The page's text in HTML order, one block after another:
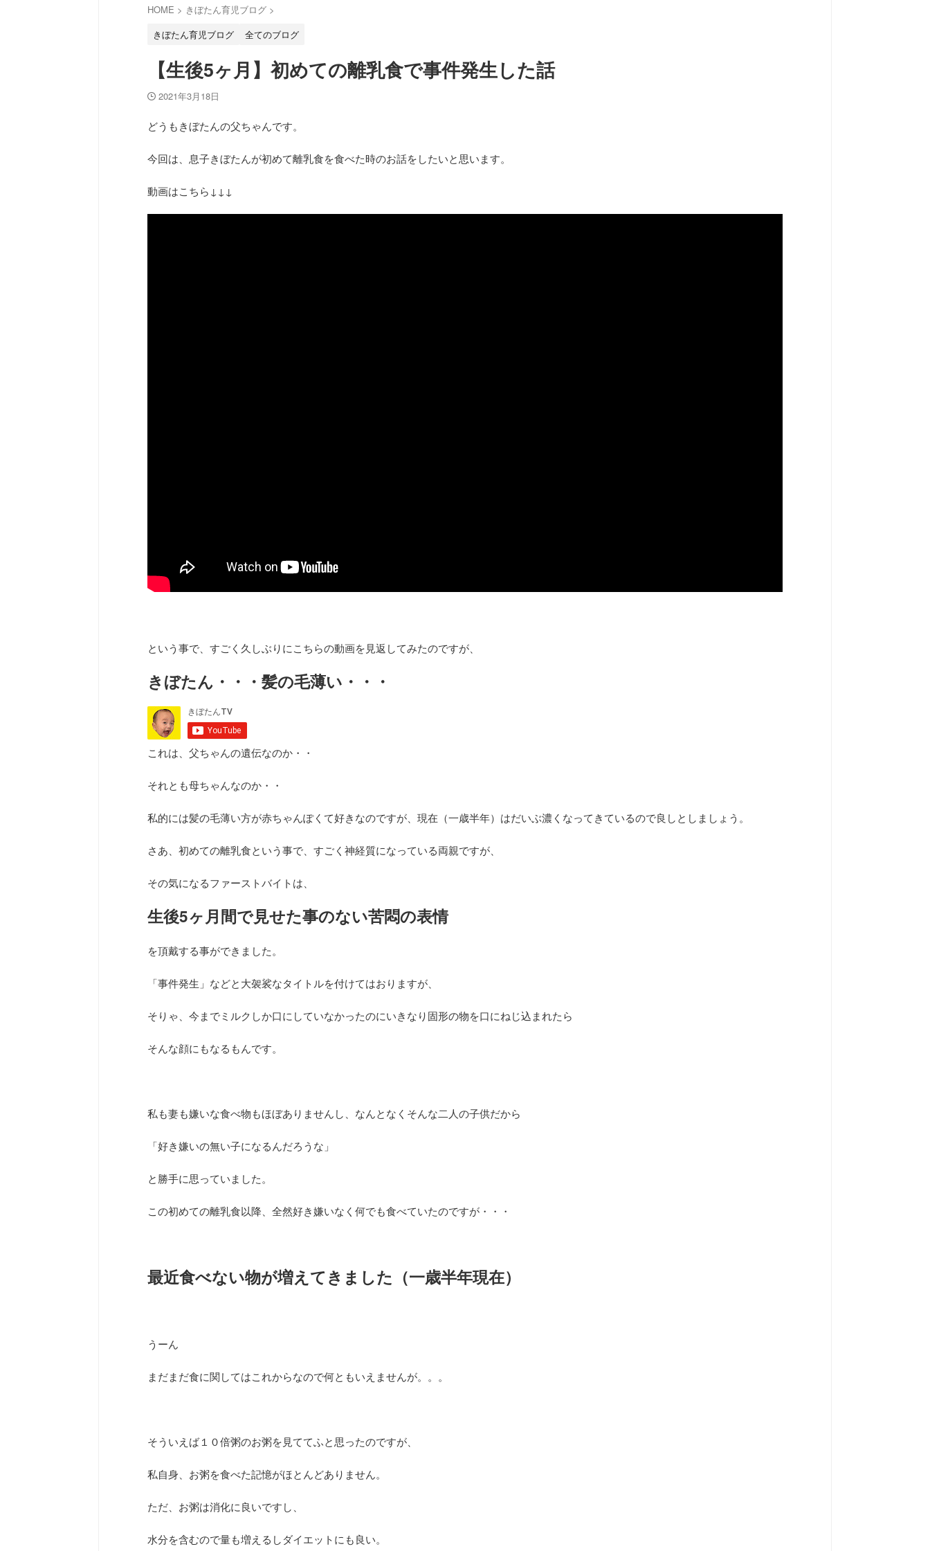
HOME > きぼたん育児ブログ >
きぼたん育児ブログ
全てのブログ
【生後5ヶ月】初めての離乳食で事件発生した話
2021年3月18日
どうもきぼたんの父ちゃんです。
今回は、息子きぼたんが初めて離乳食を食べた時のお話をしたいと思います。
動画はこちら↓↓↓
という事で、すごく久しぶりにこちらの動画を見返してみたのですが、
きぼたん・・・髪の毛薄い・・・
これは、父ちゃんの遺伝なのか・・
それとも母ちゃんなのか・・
私的には髪の毛薄い方が赤ちゃんぽくて好きなのですが、現在（一歳半年）はだいぶ濃くなってきているので良しとしましょう。
さあ、初めての離乳食という事で、すごく神経質になっている両親ですが、
その気になるファーストバイトは、
生後5ヶ月間で見せた事のない苦悶の表情
を頂戴する事ができました。
「事件発生」などと大袈裟なタイトルを付けてはおりますが、
そりゃ、今までミルクしか口にしていなかったのにいきなり固形の物を口にねじ込まれたら
そんな顔にもなるもんです。
私も妻も嫌いな食べ物もほぼありませんし、なんとなくそんな二人の子供だから
「好き嫌いの無い子になるんだろうな」
と勝手に思っていました。
この初めての離乳食以降、全然好き嫌いなく何でも食べていたのですが・・・
最近食べない物が増えてきました（一歳半年現在）
うーん
まだまだ食に関してはこれからなので何ともいえませんが。。。
そういえば１０倍粥のお粥を見ててふと思ったのですが、
私自身、お粥を食べた記憶がほとんどありません。
ただ、お粥は消化に良いですし、
水分を含むので量も増えるしダイエットにも良い。